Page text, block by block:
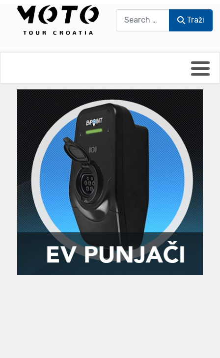
Traži
UmPaDrum
Moto servisi
Impressum
Damir Žerić - ELPASSO
Dario Dinter - Moto TOZ
Igor Kreč - UmPaDrum
Igor Kukec Brmbi
Slaven Gajdek
MTC - Moto Tour Croatia
Moto putopisi
Vikend vožnje
Zanimljivost
Najave i noviteti